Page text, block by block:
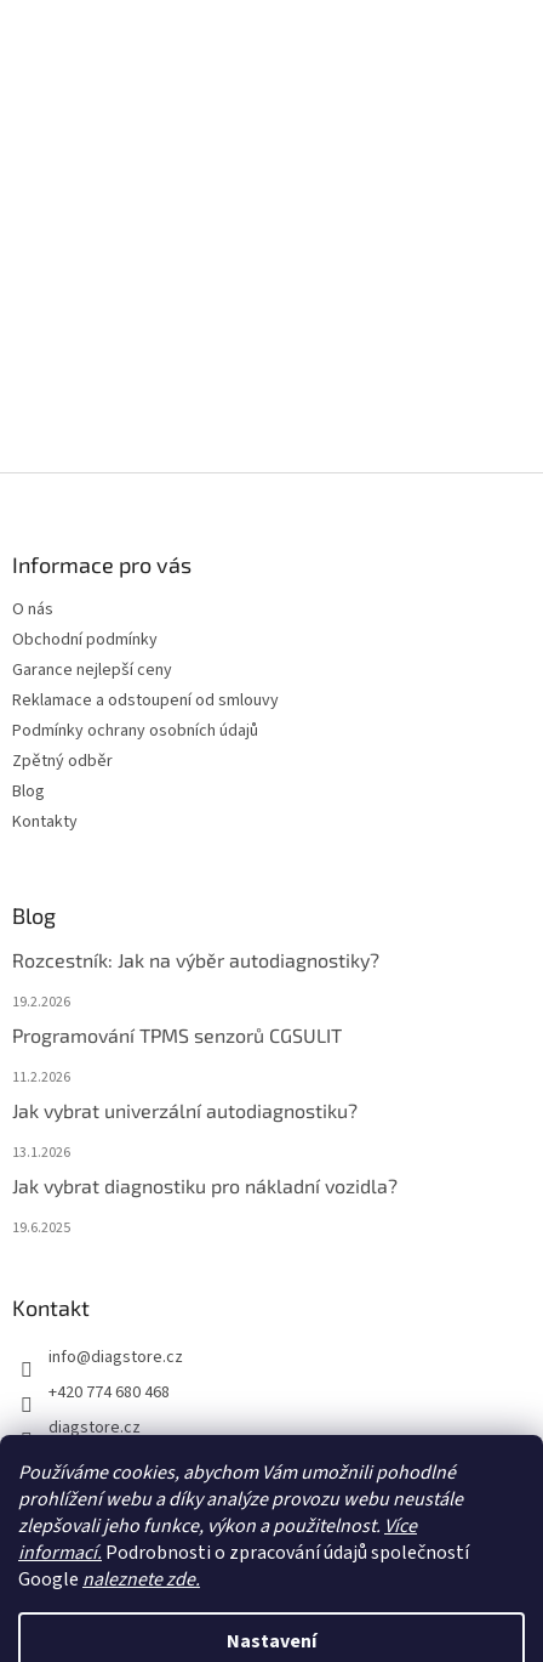
Používáme cookies, abychom Vám umožnili pohodlné
prohlížení webu a díky analýze provozu webu neustále
zlepšovali jeho funkce, výkon a použitelnost. Více
informací. Podrobnosti o zpracování údajů společností
Google naleznete zde.
Nastavení
Informace pro vás
O nás
Obchodní podmínky
Garance nejlepší ceny
Reklamace a odstoupení od smlouvy
Podmínky ochrany osobních údajů
Zpětný odběr
Blog
Kontakty
Blog
Rozcestník: Jak na výběr autodiagnostiky?
19.2.2026
Programování TPMS senzorů CGSULIT
11.2.2026
Jak vybrat univerzální autodiagnostiku?
13.1.2026
Jak vybrat diagnostiku pro nákladní vozidla?
19.6.2025
Kontakt
info@diagstore.cz
+420 774 680 468
diagstore.cz
diagstorecz
diagstore
@diagstorecz